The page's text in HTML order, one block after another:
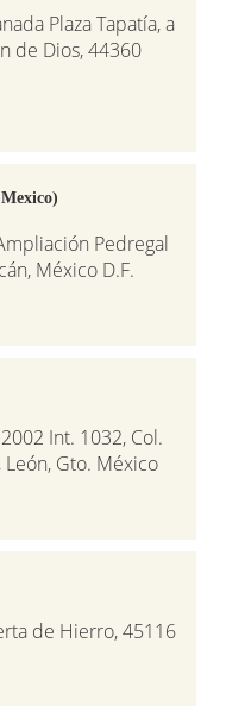
Plaza Tapatía, a
de Dios, 44360
Pedregal
México D.F.
Int. 1032, Col.
León, Gto. México
de Hierro, 45116